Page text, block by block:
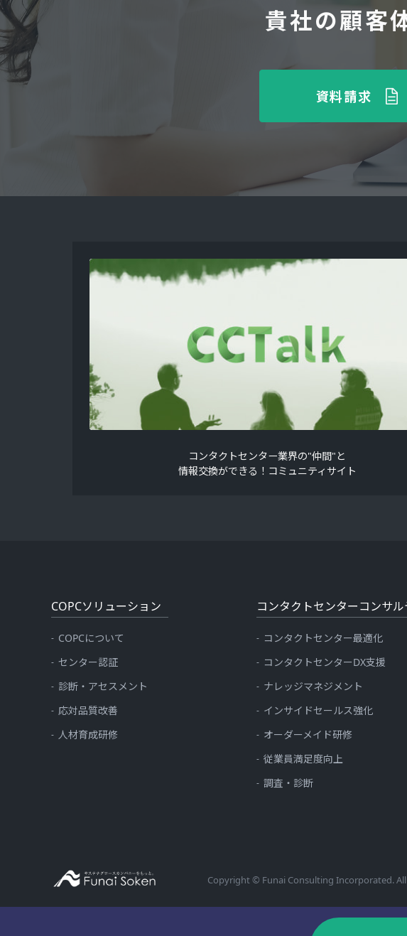
貴社の顧客
資料請求
コンタクトセンター業界の"仲間"と
情報交換ができる！コミュニティサイト
COPCソリューション
COPCについて
センター認証
診断・アセスメント
応対品質改善
人材育成研修
コンタクトセンターコンサ
コンタクトセンター最適化
コンタクトセンターDX支援
ナレッジマネジメント
インサイドセールス強化
オーダーメイド研修
従業員満足度向上
調査・診断
Copyright © Funai Consulting Incorporated. All